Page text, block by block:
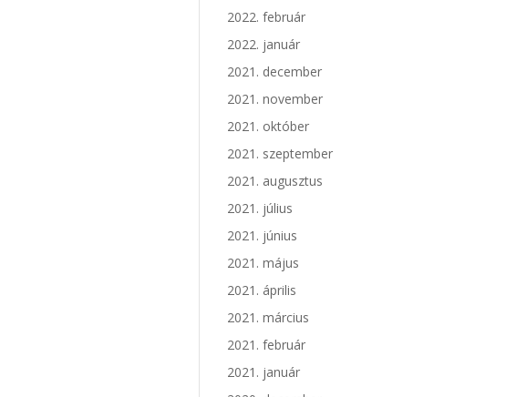
2022. február
2022. január
2021. december
2021. november
2021. október
2021. szeptember
2021. augusztus
2021. július
2021. június
2021. május
2021. április
2021. március
2021. február
2021. január